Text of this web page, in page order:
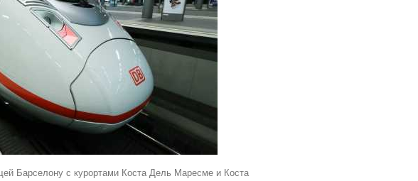
Барселону с курортами Коста Дель Маресме и Коста